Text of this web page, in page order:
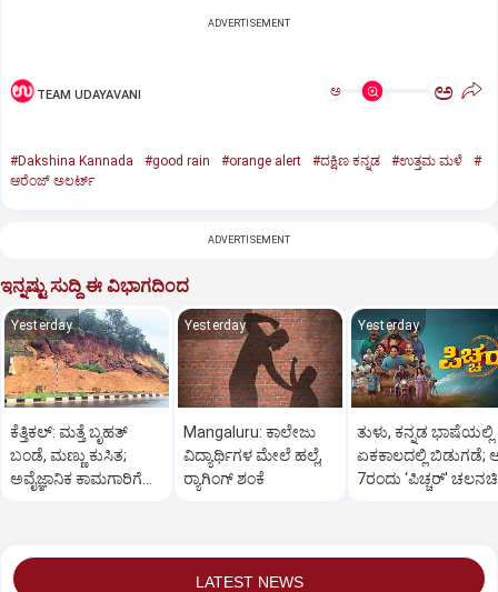
ADVERTISEMENT
TEAM UDAYAVANI ಅ ಅ
#Dakshina Kannada #good rain #orange alert #ದಕ್ಷಿಣ ಕನ್ನಡ #ಉತ್ತಮ ಮಳೆ
#
ಆರೆಂಜ್‌ ಅಲರ್ಟ್‌
ADVERTISEMENT
ಇನ್ನಷ್ಟು ಸುದ್ದಿ ಈ ವಿಭಾಗದಿಂದ
Yesterday
ಕೆತ್ತಿಕಲ್‌: ಮತ್ತೆ ಬೃಹತ್‌
ಬಂಡೆ, ಮಣ್ಣು ಕುಸಿತ;
ಅವೈಜ್ಞಾನಿಕ ಕಾಮಗಾರಿಗೆ
Yesterday
Mangaluru: ಕಾಲೇಜು
ವಿದ್ಯಾರ್ಥಿಗಳ ಮೇಲೆ ಹಲ್ಲೆ,
ರ‍್ಯಾಗಿಂಗ್ ಶಂಕೆ
Yesterday
ತುಳು, ಕನ್ನಡ ಭಾಷೆಯಲ್ಲಿ
ಏಕಕಾಲದಲ್ಲಿ ಬಿಡುಗಡೆ;
7ರಂದು ‘ಪಿಚ್ಚರ್‌'
LATEST NEWS